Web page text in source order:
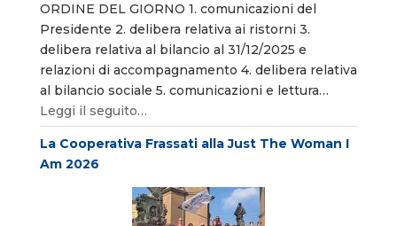
ORDINE DEL GIORNO 1. comunicazioni del
Presidente 2. delibera relativa ai ristorni 3.
delibera relativa al bilancio al 31/12/2025 e
relazioni di accompagnamento 4. delibera relativa
al bilancio sociale 5. comunicazioni e lettura…
Leggi il seguito…
La Cooperativa Frassati alla Just The Woman I
Am 2026